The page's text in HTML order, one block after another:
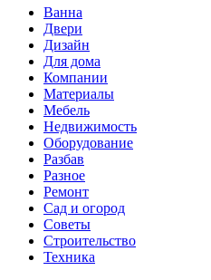
Ванна
Двери
Дизайн
Для дома
Компании
Материалы
Мебель
Недвижимость
Оборудование
Разбав
Разное
Ремонт
Сад и огород
Советы
Строительство
Техника